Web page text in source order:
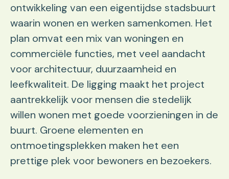
ontwikkeling van een eigentijdse stadsbuurt
waarin wonen en werken samenkomen. Het
plan omvat een mix van woningen en
commerciële functies, met veel aandacht
voor architectuur, duurzaamheid en
leefkwaliteit. De ligging maakt het project
aantrekkelijk voor mensen die stedelijk
willen wonen met goede voorzieningen in de
buurt. Groene elementen en
ontmoetingsplekken maken het een
prettige plek voor bewoners en bezoekers.